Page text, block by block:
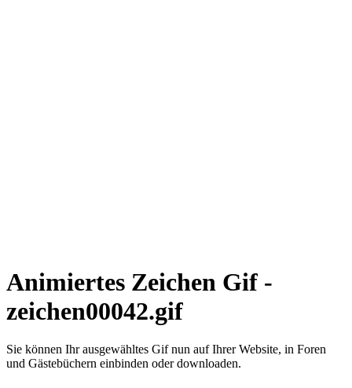
Animiertes Zeichen Gif -
zeichen00042.gif
Sie können Ihr ausgewähltes Gif nun auf Ihrer Website, in Foren
und Gästebüchern einbinden oder downloaden.